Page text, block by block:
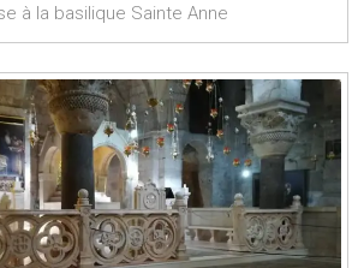
à la basilique Sainte Anne